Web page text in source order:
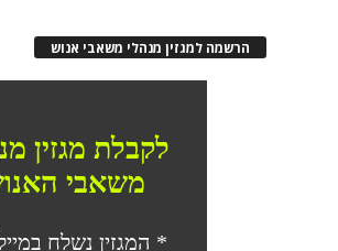
הרשמה למגזין מנהלי משאבי אנוש